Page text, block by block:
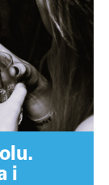
i